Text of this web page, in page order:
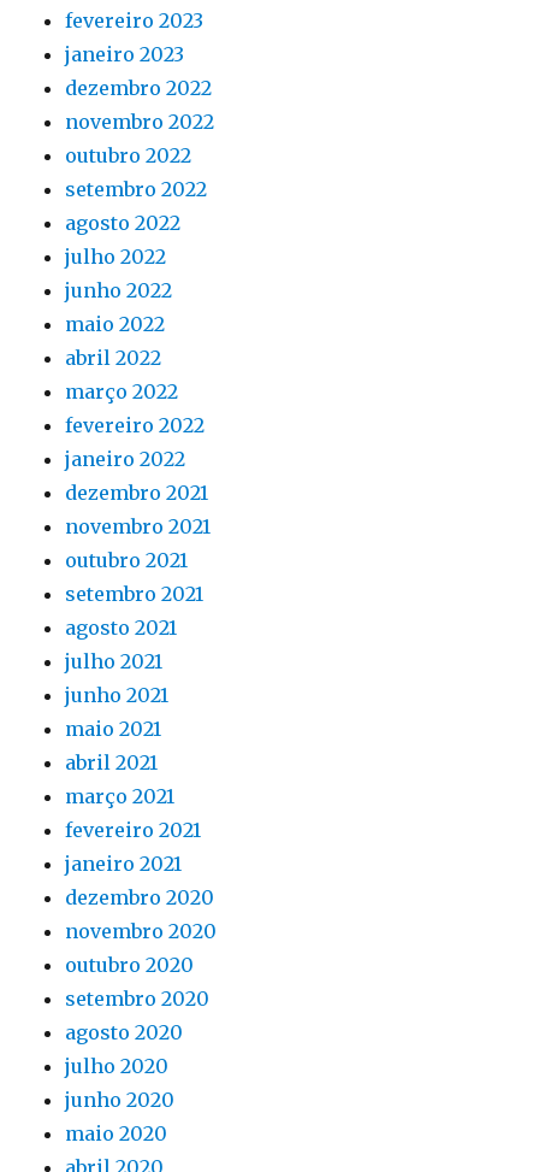
fevereiro 2023
janeiro 2023
dezembro 2022
novembro 2022
outubro 2022
setembro 2022
agosto 2022
julho 2022
junho 2022
maio 2022
abril 2022
março 2022
fevereiro 2022
janeiro 2022
dezembro 2021
novembro 2021
outubro 2021
setembro 2021
agosto 2021
julho 2021
junho 2021
maio 2021
abril 2021
março 2021
fevereiro 2021
janeiro 2021
dezembro 2020
novembro 2020
outubro 2020
setembro 2020
agosto 2020
julho 2020
junho 2020
maio 2020
abril 2020